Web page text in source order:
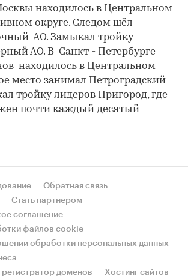
находилось в Центральном
округе. Следом шёл
АО. Замыкал тройку
АО. В Санкт - Петербурге
находилось в Центральном
место занимал Петроградский
тройку лидеров Пригород, где
почти каждый десятый
Обратная связь
Стать партнером
соглашение
файлов cookie
обработки персональных данных
доменов
Хостинг сайтов